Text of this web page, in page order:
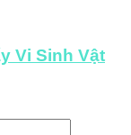
Vi Sinh Vật